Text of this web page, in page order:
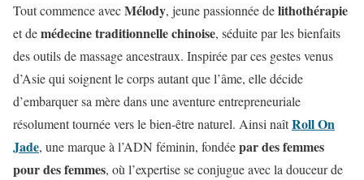
Tout commence avecMélody, jeune passionnée delithothérapie
et demédecine traditionnelle chinoise, séduite par les bienfaits
des outils de massage ancestraux. Inspirée par ces gestes venus
d’Asie qui soignent le corps autant que l’âme, elle décide
d’embarquer sa mère dans une aventure entrepreneuriale
résolument tournée vers le bien-être naturel. Ainsi naîtRoll On
Jade, une marque à l’ADN féminin, fondéepar des femmes
pour des femmes, où l’expertise se conjugue avec la douceur de